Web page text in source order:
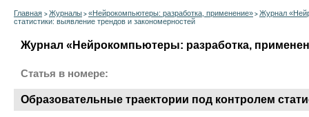
Главная > Журналы > «Нейрокомпьютеры: разработка, применение» > Журнал
статистики: выявление трендов и закономерностей
Журнал «Нейрокомпьютеры: разработка,
Статья в номере:
Образовательные траектории под контролем